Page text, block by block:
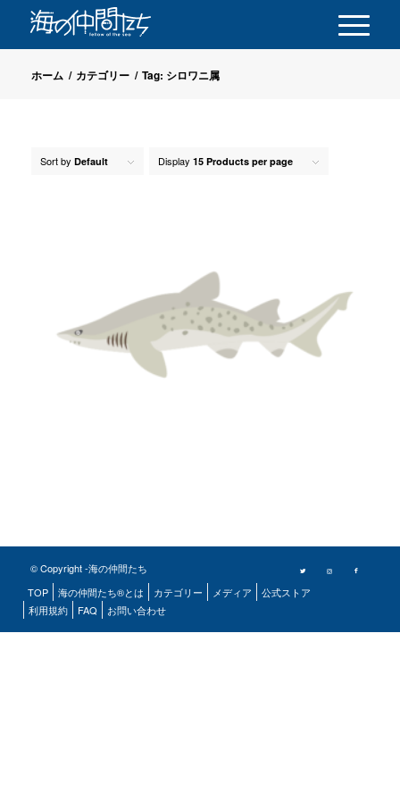
ホーム / カテゴリー / Tag: シロワニ属
Sort by Default Display 15 Products per page
© Copyright -海の仲間たち
TOP
海の仲間たち®とは カテゴリー メディア
公式ストア
利用規約
FAQ お問い合わせ